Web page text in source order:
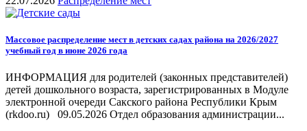
Массовое распределение мест в детских садах района на 2026/2027
учебный год в июне 2026 года
ИНФОРМАЦИЯ для родителей (законных представителей)
детей дошкольного возраста, зарегистрированных в Модуле
электронной очереди Сакского района Республики Крым
(rkdoo.ru) 09.05.2026 Отдел образования администрации...